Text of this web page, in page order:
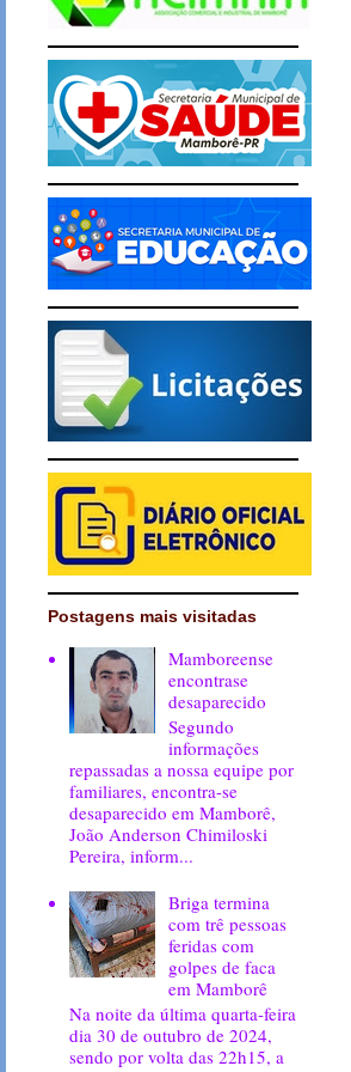
Postagens mais visitadas
Mamboreense
encontrase
desaparecido
Segundo
informações
repassadas a nossa equipe por
familiares, encontra-se
desaparecido em Mamborê,
João Anderson Chimiloski
Pereira, inform...
Briga termina
com trê pessoas
feridas com
golpes de faca
em Mamborê
Na noite da última quarta-feira
dia 30 de outubro de 2024,
sendo por volta das 22h15, a